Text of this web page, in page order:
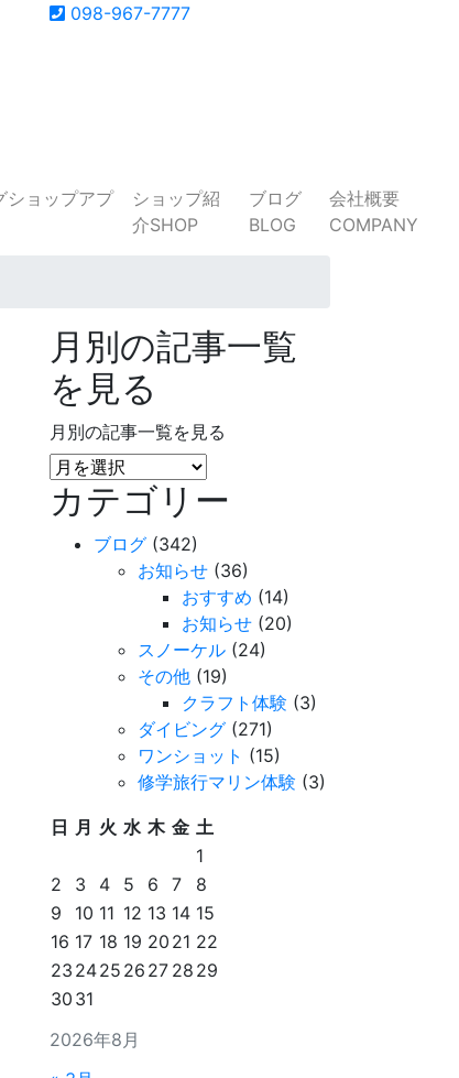
098-967-7777
ショップ紹
介SHOP
ブログ
BLOG
会社概要
COMPANY
月別の記事一覧
を見る
月別の記事一覧を見る
カテゴリー
ブログ (342)
お知らせ (36)
おすすめ (14)
お知らせ (20)
スノーケル (24)
その他 (19)
クラフト体験 (3)
ダイビング (271)
ワンショット (15)
修学旅行マリン体験 (3)
2026年8月
日 月 火 水 木 金 土
1
2
3 4 5 6 7
8
9
10 11 12 13 14 15
16 17 18 19 20 21 22
23 2425 26 27 28 29
30 31